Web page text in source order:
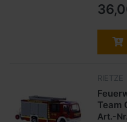
RIETZE
Team
Art.-Nr.